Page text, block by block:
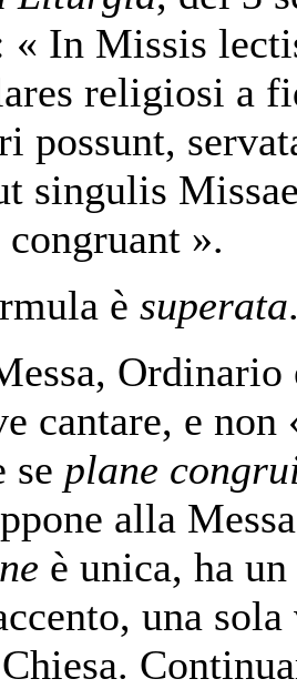
« In Missis
religiosi a
possunt,
singulis
congruant ».
è superata
Ordinario
cantare, e non
se plane
alla
è unica, ha
una